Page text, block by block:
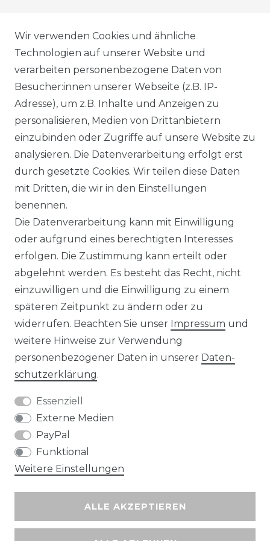
AGB
DATENSCHUTZERKLÄRUNG
WIDERRUFSRECHT
IMPRESSUM
KONTAKT
Unsere Zahlungsmöglichkeiten
Wir versenden mit
Wir verwenden Cookies und ähnliche
Technologien auf unserer Website und
verarbeiten personenbezogene Daten von
Besucher:innen unserer Webseite (z.B. IP-
Adresse), um z.B. Inhalte und Anzeigen zu
personalisieren, Medien von Drittanbietern
einzubinden oder Zugriffe auf unsere Website zu
analysieren. Die Datenverarbeitung erfolgt erst
durch gesetzte Cookies. Wir teilen diese Daten
mit Dritten, die wir in den Einstellungen
benennen.
Die Datenverarbeitung kann mit Einwilligung
oder aufgrund eines berechtigten Interesses
erfolgen. Die Zustimmung kann erteilt oder
abgelehnt werden. Es besteht das Recht, nicht
einzuwilligen und die Einwilligung zu einem
späteren Zeitpunkt zu ändern oder zu
widerrufen. Beachten Sie unser Impressum und
weitere Hinweise zur Verwendung
personenbezogener Daten in unserer Daten­
schutz­erklärung.
Essenziell
Externe Medien
PayPal
Funktional
Weitere Einstellungen
ALLE AKZEPTIEREN